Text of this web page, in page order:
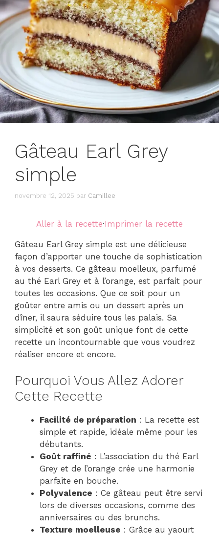
Gâteau Earl Grey
simple
novembre 12, 2025 par Camillee
Aller à la recette·Imprimer la recette
Gâteau Earl Grey simple est une délicieuse
façon d’apporter une touche de sophistication
à vos desserts. Ce gâteau moelleux, parfumé
au thé Earl Grey et à l’orange, est parfait pour
toutes les occasions. Que ce soit pour un
goûter entre amis ou un dessert après un
dîner, il saura séduire tous les palais. Sa
simplicité et son goût unique font de cette
recette un incontournable que vous voudrez
réaliser encore et encore.
Pourquoi Vous Allez Adorer
Cette Recette
Facilité de préparation : La recette est
simple et rapide, idéale même pour les
débutants.
Goût raffiné : L’association du thé Earl
Grey et de l’orange crée une harmonie
parfaite en bouche.
Polyvalence : Ce gâteau peut être servi
lors de diverses occasions, comme des
anniversaires ou des brunchs.
Texture moelleuse : Grâce au yaourt